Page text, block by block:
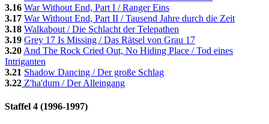
3.16 War Without End, Part I / Ranger Eins
3.17 War Without End, Part II / Tausend Jahre durch die Zeit
3.18 Walkabout / Die Schlacht der Telepathen
3.19 Grey 17 Is Missing / Das Rätsel von Grau 17
3.20 And The Rock Cried Out, No Hiding Place / Tod eines
Intriganten
3.21 Shadow Dancing / Der große Schlag
3.22 Z'ha'dum / Der Alleingang
Staffel 4 (1996-1997)